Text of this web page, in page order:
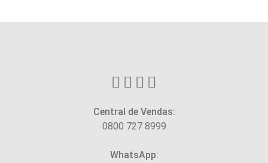
Central de Vendas:
0800 727 8999
WhatsApp: